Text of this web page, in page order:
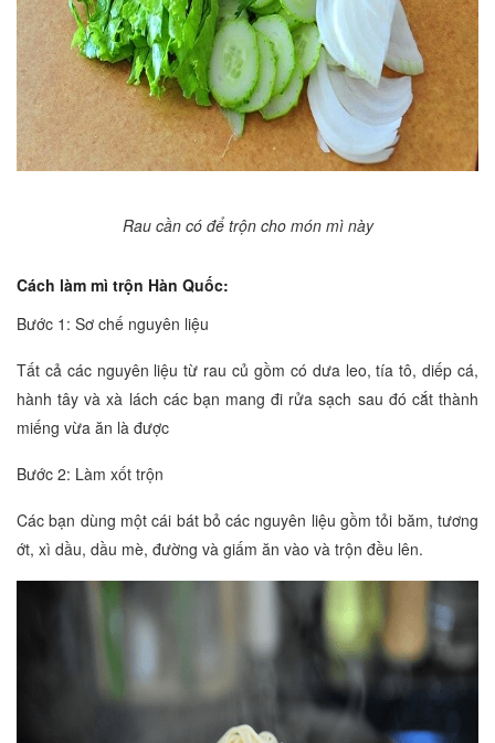
Rau cần có để trộn cho món mì này
Cách làm mì trộn Hàn Quốc:
Bước 1: Sơ chế nguyên liệu
Tất cả các nguyên liệu từ rau củ gồm có dưa leo, tía tô, diếp cá,
hành tây và xà lách các bạn mang đi rửa sạch sau đó cắt thành
miếng vừa ăn là được
Bước 2: Làm xốt trộn
Các bạn dùng một cái bát bỏ các nguyên liệu gồm tỏi băm, tương
ớt, xì dầu, dầu mè, đường và giấm ăn vào và trộn đều lên.